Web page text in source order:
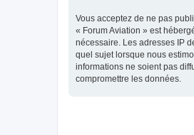
Vous acceptez de ne pas
« Forum Aviation » est
nécessaire. Les adresses IP
quel sujet lorsque nous
informations ne soient pas
compromettre les données.